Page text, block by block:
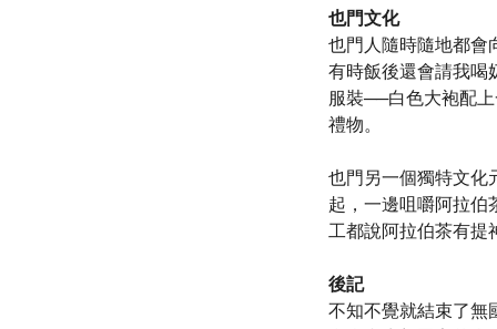
也門文化
也門人隨時隨地都會
有時飯後還會請我喝
服裝──白色大袍配
禮物。
也門另一個獨特文化
起，一邊咀嚼阿拉伯
工都說阿拉伯茶有提
後記
不知不覺就結束了無